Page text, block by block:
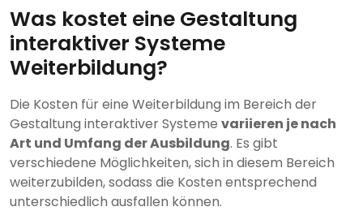
Was kostet eine Gestaltung
interaktiver Systeme
Weiterbildung?
Die Kosten für eine Weiterbildung im Bereich der
Gestaltung interaktiver Systeme variieren je nach
Art und Umfang der Ausbildung. Es gibt
verschiedene Möglichkeiten, sich in diesem Bereich
weiterzubilden, sodass die Kosten entsprechend
unterschiedlich ausfallen können.